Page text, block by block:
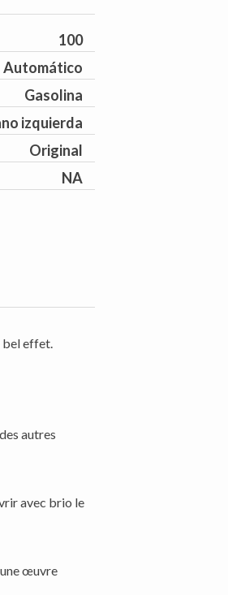
100
Automático
Gasolina
izquierda
Original
NA
bel effet.
autres
avec brio le
œuvre